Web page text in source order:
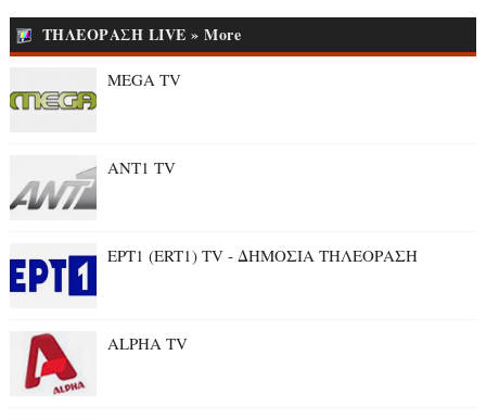
ΤΗΛΕΟΡΑΣΗ LIVE » More
MEGA TV
ANT1 TV
ΕΡΤ1 (ERT1) TV - ΔΗΜΟΣΙΑ ΤΗΛΕΟΡΑΣΗ
ALPHA TV